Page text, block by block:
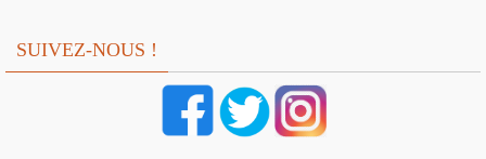
SUIVEZ-NOUS !